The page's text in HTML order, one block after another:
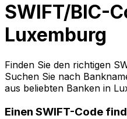
SWIFT/BIC-
Luxemburg
Finden Sie den richtigen
Suchen Sie nach
aus beliebten Banken in
Einen SWIFT-Code